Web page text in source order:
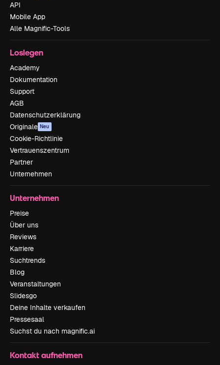
API
Mobile App
Alle Magnific-Tools
Loslegen
Academy
Dokumentation
Support
AGB
Datenschutzerklärung
Originale Neu
Cookie-Richtlinie
Vertrauenszentrum
Partner
Unternehmen
Unternehmen
Preise
Über uns
Reviews
Karriere
Suchtrends
Blog
Veranstaltungen
Slidesgo
Deine Inhalte verkaufen
Pressesaal
Suchst du nach magnific.ai
Kontakt aufnehmen